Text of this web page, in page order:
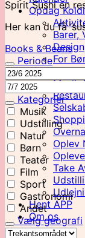
Opdag
Barer,
Design
For
Kunst
Musik
Oplev
Take
Hent APP
Om os
Spirit Sushi en
Her kan du få
Books & Beans
Periode
Kategorier
Musik
Udstilling
Natur
Børn
Teater
Film
Sport
Gastronomi
Andet
Vælg geografi